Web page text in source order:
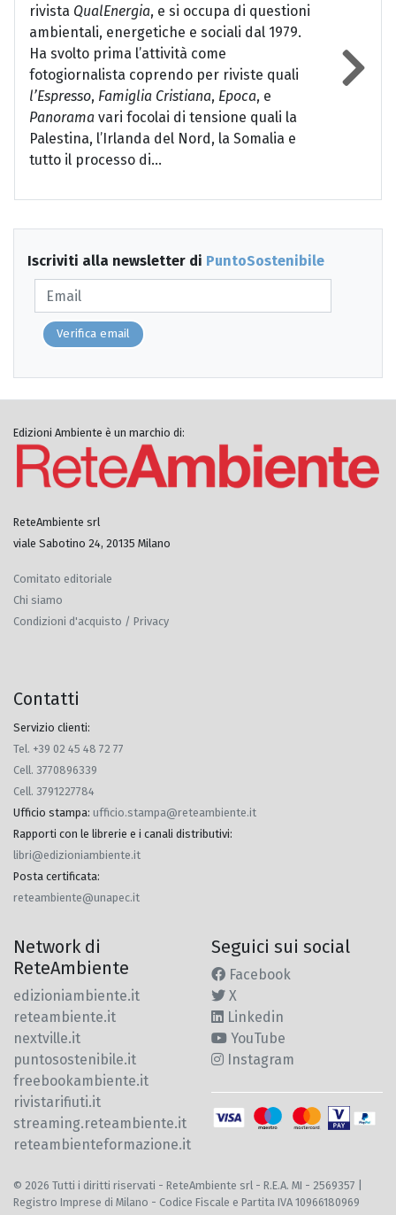
rivista QualEnergia, e si occupa di questioni
ambientali, energetiche e sociali dal 1979.
Ha svolto prima l’attività come
fotogiornalista coprendo per riviste quali
l’Espresso, Famiglia Cristiana, Epoca, e
Panorama vari focolai di tensione quali la
Palestina, l’Irlanda del Nord, la Somalia e
tutto il processo di...
Iscriviti alla newsletter di PuntoSostenibile
Verifica email
Edizioni Ambiente è un marchio di:
ReteAmbiente srl
viale Sabotino 24, 20135 Milano
Comitato editoriale
Chi siamo
Condizioni d'acquisto / Privacy
Contatti
Servizio clienti:
Tel. +39 02 45 48 72 77
Cell. 3770896339
Cell. 3791227784
Ufficio stampa: ufficio.stampa@reteambiente.it
Rapporti con le librerie e i canali distributivi:
libri@edizioniambiente.it
Posta certificata:
reteambiente@unapec.it
Network di
ReteAmbiente
edizioniambiente.it
reteambiente.it
nextville.it
puntosostenibile.it
freebookambiente.it
rivistarifiuti.it
streaming.reteambiente.it
reteambienteformazione.it
Seguici sui social
Facebook
X
Linkedin
YouTube
Instagram
© 2026 Tutti i diritti riservati - ReteAmbiente srl - R.E.A. MI - 2569357 |
Registro Imprese di Milano - Codice Fiscale e Partita IVA 10966180969